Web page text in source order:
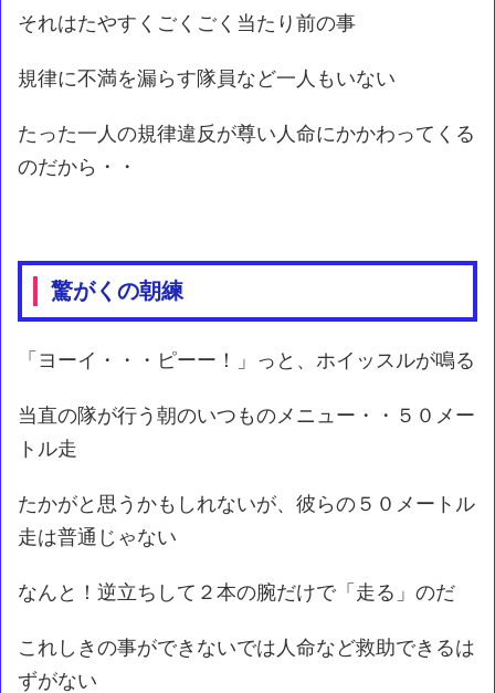
それはたやすくごくごく当たり前の事
規律に不満を漏らす隊員など一人もいない
たった一人の規律違反が尊い人命にかかわってくる
のだから・・
驚がくの朝練
「ヨーイ・・・ピーー！」っと、ホイッスルが鳴る
当直の隊が行う朝のいつものメニュー・・５０メー
トル走
たかがと思うかもしれないが、彼らの５０メートル
走は普通じゃない
なんと！逆立ちして２本の腕だけで「走る」のだ
これしきの事ができないでは人命など救助できるは
ずがない